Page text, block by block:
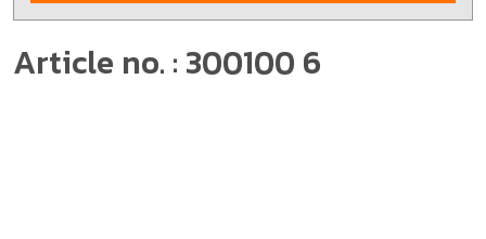
Article no. : 300100 6